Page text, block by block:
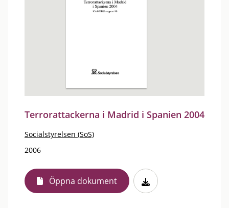
Terrorattackerna i Madrid i Spanien 2004
Socialstyrelsen (SoS)
2006
Öppna dokument